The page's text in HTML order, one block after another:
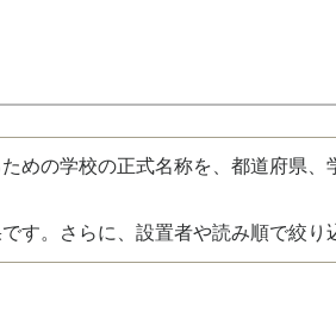
めの学校の正式名称を、都道府県
す。さらに、設置者や読み順で絞り